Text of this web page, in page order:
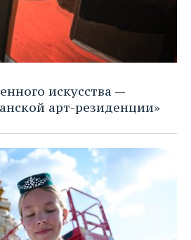
искусства —
арт-резиденции»